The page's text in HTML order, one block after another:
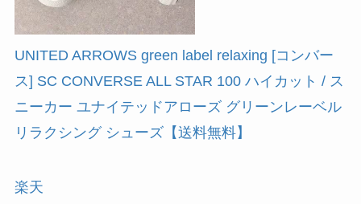
UNITED ARROWS green label relaxing [コンバー
ス] SC CONVERSE ALL STAR 100 ハイカット / ス
ニーカー ユナイテッドアローズ グリーンレーベル
リラクシング シューズ【送料無料】
楽天